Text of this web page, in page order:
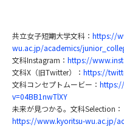
共立女子短期大学文科： https://
wu.ac.jp/academics/
文科Instagram： https://
文科X（旧Twitter）： https://
文科コンセプトムービー：
v=04BB1nwTlXY
未来が見つかる。文科Selection：
https://www.kyoritsu-wu.ac.jp/